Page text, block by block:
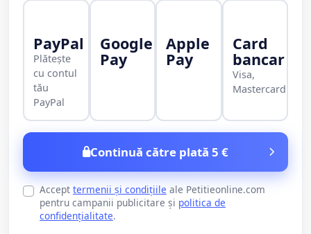
PayPal
Plătește
cu contul
tău
PayPal
Google
Pay
Apple
Pay
Card
bancar
Visa,
Mastercard
Continuă către plată 5 €
Accept termenii și condițiile ale Petitieonline.com
pentru campanii publicitare și politica de
confidențialitate.